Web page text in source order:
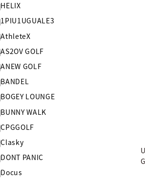
HELIX
1PIU1UGUALE3
AthleteX
AS2OV GOLF
ANEW GOLF
BANDEL
BOGEY LOUNGE
BUNNY WALK
CPGGOLF
Clasky
DONT PANIC
Docus